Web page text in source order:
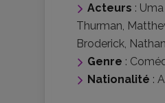
Acteurs : Uma
Thurman,
Broderick,
Genre :
Nationalité :